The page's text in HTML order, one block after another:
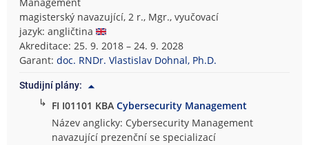
Management
magisterský navazující, 2 r., Mgr., vyučovací
jazyk: angličtina
Akreditace: 25. 9. 2018 – 24. 9. 2028
Garant:doc. RNDr. Vlastislav Dohnal, Ph.D.
Studijní plány:
↳ FI I01101 KBACybersecurity Management
Název anglicky: Cybersecurity Management
navazující prezenční se specializací